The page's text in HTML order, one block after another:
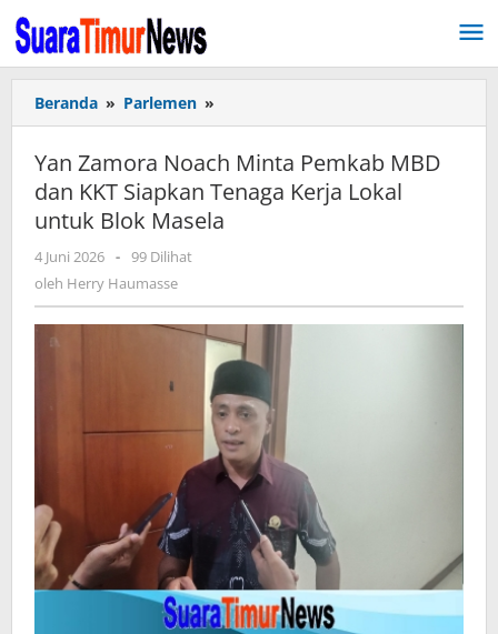
Lewati
ke
konten
Beranda » Parlemen »
Zamora
Noach
Minta
Pemkab
MBD
Tenaga
Kerja
Lokal
Blok
Masela
Yan Zamora Noach Minta Pemkab MBD
dan KKT Siapkan Tenaga Kerja Lokal
untuk Blok Masela
4 Juni 2026 oleh
Herry
- 99 Dilihat
oleh Herry Haumasse